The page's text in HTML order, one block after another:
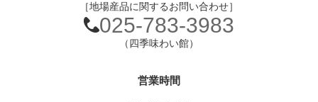
［地場産品に関するお問い合わせ］
025-783-3983
（四季味わい館）
営業時間